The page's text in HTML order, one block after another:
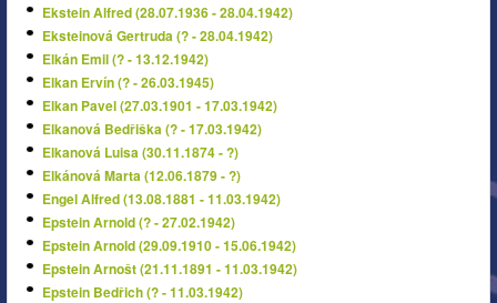
Ekstein Alfred (28.07.1936 - 28.04.1942)
Eksteinová Gertruda (? - 28.04.1942)
Elkán Emil (? - 13.12.1942)
Elkan Ervín (? - 26.03.1945)
Elkan Pavel (27.03.1901 - 17.03.1942)
Elkanová Bedřiška (? - 17.03.1942)
Elkanová Luisa (30.11.1874 - ?)
Elkánová Marta (12.06.1879 - ?)
Engel Alfred (13.08.1881 - 11.03.1942)
Epstein Arnold (? - 27.02.1942)
Epstein Arnold (29.09.1910 - 15.06.1942)
Epstein Arnošt (21.11.1891 - 11.03.1942)
Epstein Bedřich (? - 11.03.1942)